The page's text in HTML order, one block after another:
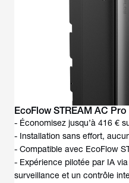
EcoFlow STREAM AC Pro
- Économisez jusqu’à 416 €
- Installation sans effort,
- Compatible avec EcoFlow
- Expérience pilotée par IA
surveillance et un contrôle